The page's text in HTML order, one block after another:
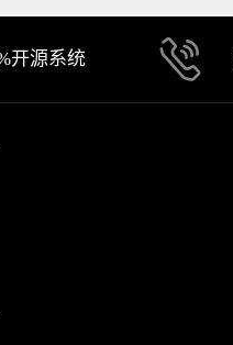
开源系统